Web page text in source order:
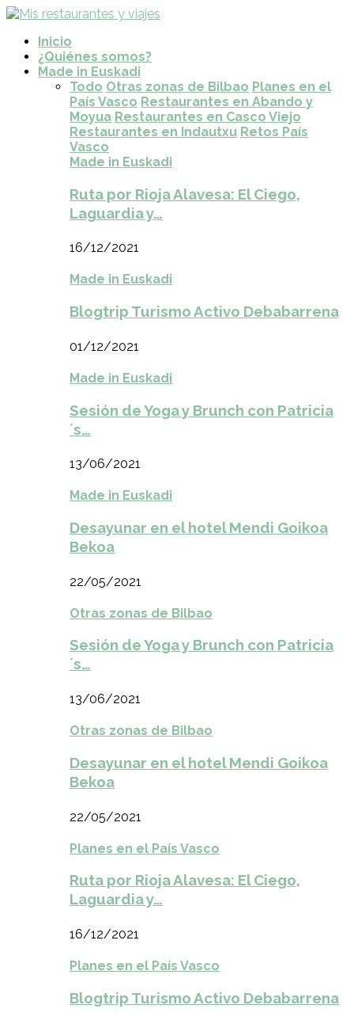
Inicio
¿Quiénes somos?
Made in Euskadi
Todo Otras zonas de Bilbao Planes en el
País Vasco Restaurantes en Abando y
Moyua Restaurantes en Casco Viejo
Restaurantes en Indautxu Retos País
Vasco
Made in Euskadi
Ruta por Rioja Alavesa: El Ciego,
Laguardia y…
16/12/2021
Made in Euskadi
Blogtrip Turismo Activo Debabarrena
01/12/2021
Made in Euskadi
Sesión de Yoga y Brunch con Patricia
´s…
13/06/2021
Made in Euskadi
Desayunar en el hotel Mendi Goikoa
Bekoa
22/05/2021
Otras zonas de Bilbao
Sesión de Yoga y Brunch con Patricia
´s…
13/06/2021
Otras zonas de Bilbao
Desayunar en el hotel Mendi Goikoa
Bekoa
22/05/2021
Planes en el País Vasco
Ruta por Rioja Alavesa: El Ciego,
Laguardia y…
16/12/2021
Planes en el País Vasco
Blogtrip Turismo Activo Debabarrena